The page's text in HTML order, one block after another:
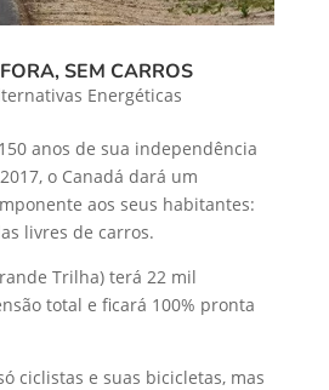
SEM CARROS
Energéticas
anos de sua independência
o Canadá dará um
aos seus habitantes:
livres de carros.
Trilha) terá 22 mil
total e ficará 100% pronta
ciclistas e suas bicicletas, mas